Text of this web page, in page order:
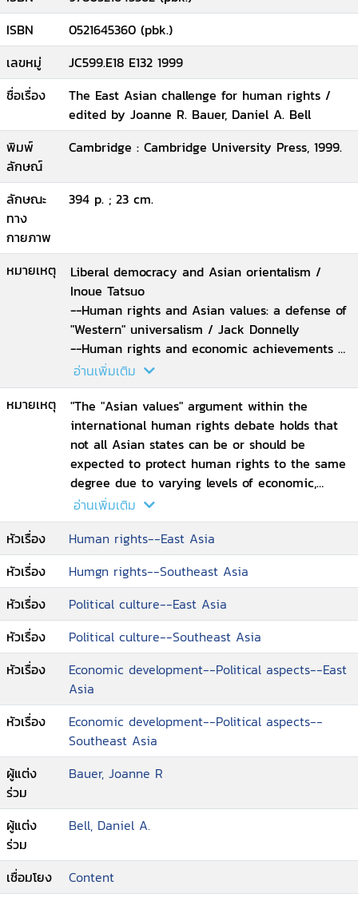
ISBN
0521645360 (pbk.)
เลขหมู่
JC599.E18 E132 1999
ชื่อเรื่อง
The East Asian challenge for human rights /
edited by Joanne R. Bauer, Daniel A. Bell
พิมพ์
ลักษณ์
Cambridge : Cambridge University Press, 1999.
ลักษณะ
ทาง
กายภาพ
394 p. ; 23 cm.
หมายเหตุ
Liberal democracy and Asian orientalism /
Inoue Tatsuo
--Human rights and Asian values: a defense of
"Western" universalism / Jack Donnelly
--Human rights and economic achievements /
Amartya Sen
--Toward an intercivilizational approach to
human rights / Onuma Yasuaki
-- Conditions of an unforced consensus on
human rights / Charles Taylor
--The cultural mediation of human rights: the
Al-Arqam case in Malaysia /^tAbdullahi A. An-
Na'im
--Grounding human rights arguments in non-
Western culture: Shari'a and the citizenship
rights of women in a modern Islamic state /
Norani Othman
--Looking to Buddhism to turn back
prostitution in Thailand / Suwanna Satha-
Anand
--A Confucian perspective on human rights for
contemporary China / Joseph Chan
--Rights, social justice, and globalization in
East Asia / Yash Ghai
--Economic development, legal reform, and
rights in Singapore and taiwan / Kevin Y.L. Tan
--Human rights issues in China's internal
Germany and Japan / Dorothy J. Solinger
--The anti-nuclear power movement in Taiwan:
Mab Huang
--The applicability of the international legal
อ่านเพิ่มเติม
หมายเหตุ
"The "Asian values" argument within the
international human rights debate holds that
not all Asian states can be or should be
expected to protect human rights to the same
degree due to varying levels of economic,
political, and legal development and to
differing cultural views on the virtues and
necessity of freedom. This position of "cultural
relativism," often used by authoritarian
governments in Asia to counter charges of
human rights violations, has been dismissed
by many Western and Asian human rights
advocates as a weak excuse. The East Asian
Challenge for Human Rights moves beyond the
politicized rhetoric that has dogged this
debate to identify the more persuasive
contributions by East Asian intellectuals to the
evolving international debate on human
rights." "The editors of this book argue that
critical intellectuals in East Asia have begun to
uncompromising ends of this argument."--
Jacket
อ่านเพิ่มเติม
หัวเรื่อง
Human rights--East Asia
หัวเรื่อง
Humgn rights--Southeast Asia
หัวเรื่อง
Political culture--East Asia
หัวเรื่อง
Political culture--Southeast Asia
หัวเรื่อง
Economic development--Political aspects--East
Asia
หัวเรื่อง
Economic development--Political aspects--
Southeast Asia
ผู้แต่ง
ร่วม
Bauer, Joanne R
ผู้แต่ง
ร่วม
Bell, Daniel A.
เชื่อมโยง Content